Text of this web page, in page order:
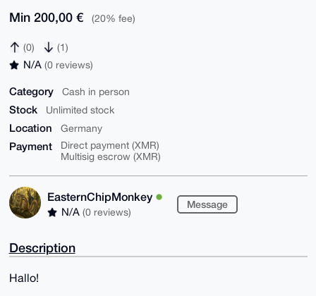
Min 200,00 € (20% fee)
(0) (1)
N/A (0 reviews)
Category Cash in person
Stock Unlimited stock
Location Germany
Payment
Direct payment (XMR)
Multisig escrow (XMR)
EasternChipMonkey
N/A (0 reviews)
Message
Description
Hallo!